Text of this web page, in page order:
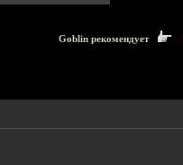
Goblin рекомендует